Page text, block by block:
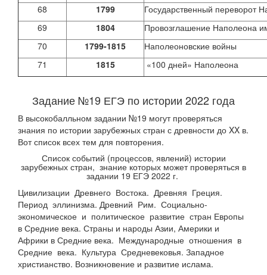
68
1799
Государственный переворот
69
1804
Провозглашение Наполеона
70
1799-1815
Наполеоновские войны
71
1815 «100 дней» Наполеона
Задание №19 ЕГЭ по истории 2022 года
В высокобалльном задании №19 могут проверяться
знания по истории зарубежных стран с древности до XX в.
Вот список всех тем для повторения.
Список событий (процессов, явлений) истории
зарубежных стран, знание которых может проверяться в
задании 19 ЕГЭ 2022 г.
Цивилизации Древнего Востока. Древняя Греция.
Период эллинизма. Древний Рим. Социально-
экономическое и политическое развитие стран Европы
в Средние века. Страны и народы Азии, Америки и
Африки в Средние века. Международные отношения в
Средние века. Культура Средневековья. Западное
христианство. Возникновение и развитие ислама.